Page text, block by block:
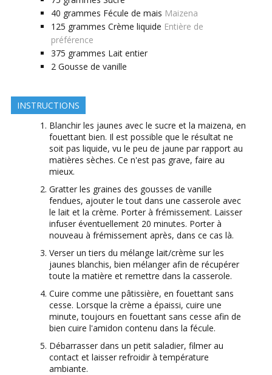
40 grammes Fécule de mais Maizena
125 grammes Crème liquide Entière de
préférence
375 grammes Lait entier
2 Gousse de vanille
INSTRUCTIONS
Blanchir les jaunes avec le sucre et la maizena, en
fouettant bien. Il est possible que le résultat ne
soit pas liquide, vu le peu de jaune par rapport au
matières sèches. Ce n'est pas grave, faire au
mieux.
Gratter les graines des gousses de vanille
fendues, ajouter le tout dans une casserole avec
le lait et la crème. Porter à frémissement. Laisser
infuser éventuellement 20 minutes. Porter à
nouveau à frémissement après, dans ce cas là.
Verser un tiers du mélange lait/crème sur les
jaunes blanchis, bien mélanger afin de récupérer
toute la matière et remettre dans la casserole.
Cuire comme une pâtissière, en fouettant sans
cesse. Lorsque la crème a épaissi, cuire une
minute, toujours en fouettant sans cesse afin de
bien cuire l'amidon contenu dans la fécule.
Débarrasser dans un petit saladier, filmer au
contact et laisser refroidir à température
ambiante.